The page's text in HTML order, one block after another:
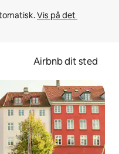
Vis på det
Airbnb dit sted